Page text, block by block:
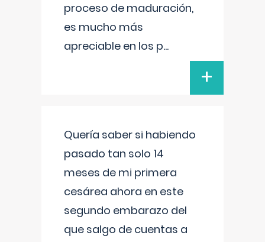
proceso de maduración,
es mucho más
apreciable en los p...
+
Quería saber si habiendo
pasado tan solo 14
meses de mi primera
cesárea ahora en este
segundo embarazo del
que salgo de cuentas a